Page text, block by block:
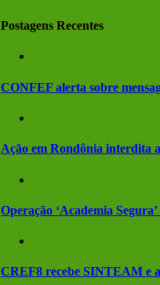
Postagens Recentes
CONFEF alerta sobre
Ação em Rondônia interdita
Operação ‘Academia
CREF8 recebe SINTEAM e